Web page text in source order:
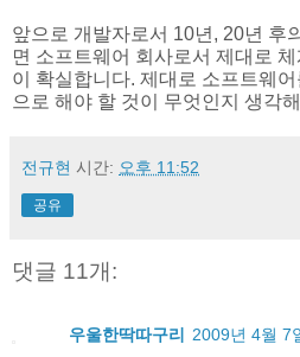
앞으로 개발자로서 10년, 20년 후
면 소프트웨어 회사로서 제대로
이 확실합니다. 제대로 소프트웨
으로 해야 할 것이 무엇인지 생각
전규현 시간: 오후 11:52
공유
댓글 11개:
우울한딱따구리
2009년 4월 7